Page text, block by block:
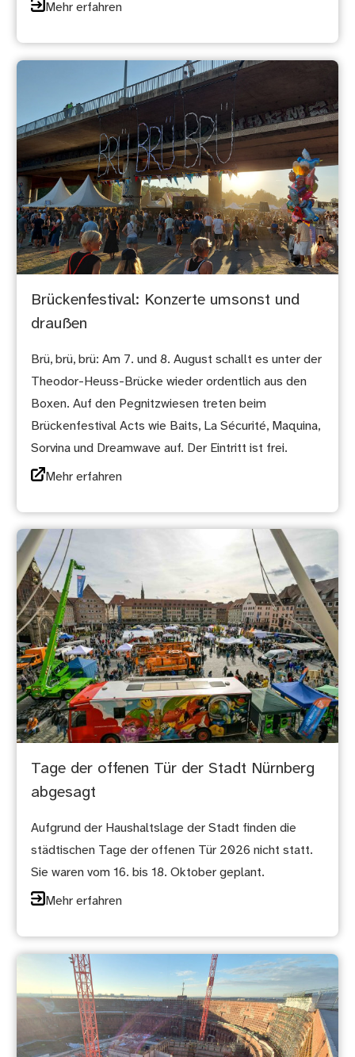
Mehr erfahren
Brückenfestival: Konzerte umsonst und
draußen
Brü, brü, brü: Am 7. und 8. August schallt es unter der
Theodor-Heuss-Brücke wieder ordentlich aus den
Boxen. Auf den Pegnitzwiesen treten beim
Brückenfestival Acts wie Baits, La Sécurité, Maquina,
Sorvina und Dreamwave auf. Der Eintritt ist frei.
Mehr erfahren
Tage der offenen Tür der Stadt Nürnberg
abgesagt
Aufgrund der Haushaltslage der Stadt finden die
städtischen Tage der offenen Tür 2026 nicht statt.
Sie waren vom 16. bis 18. Oktober geplant.
Mehr erfahren